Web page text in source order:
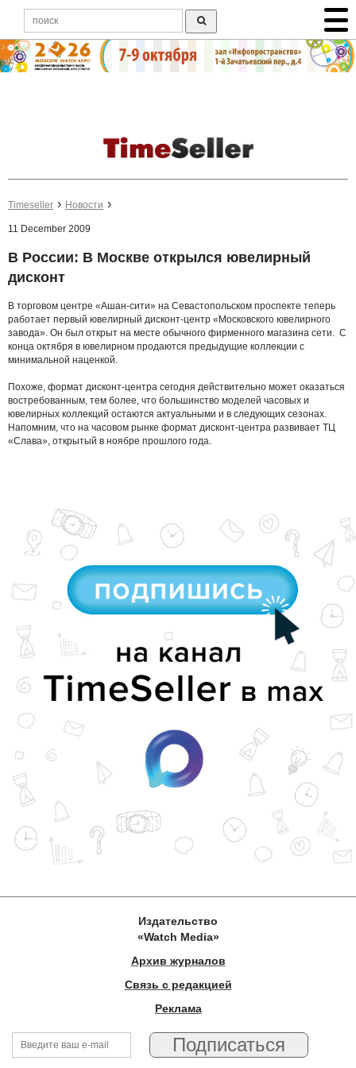
Timeseller Новости
11 December 2009
В России: В Москве открылся ювелирный
дисконт
В торговом центре «Ашан-сити» на Севастопольском проспекте теперь
работает первый ювелирный дисконт-центр «Московского ювелирного
завода». Он был открыт на месте обычного фирменного магазина сети. С
конца октября в ювелирном продаются предыдущие коллекции с
минимальной наценкой.
Похоже, формат дисконт-центра сегодня действительно может оказаться
востребованным, тем более, что большинство моделей часовых и
ювелирных коллекций остаются актуальными и в следующих сезонах.
Напомним, что на часовом рынке формат дисконт-центра развивает ТЦ
«Слава», открытый в ноябре прошлого года.
Издательство
«Watch Media»
Архив журналов
Связь с редакцией
Реклама